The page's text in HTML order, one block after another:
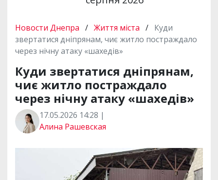
Новости Днепра / Життя міста / Куди
звертатися дніпрянам, чиє житло постраждало
через нічну атаку «шахедів»
Куди звертатися дніпрянам,
чиє житло постраждало
через нічну атаку «шахедів»
17.05.2026 14:28 |
Алина Рашевская